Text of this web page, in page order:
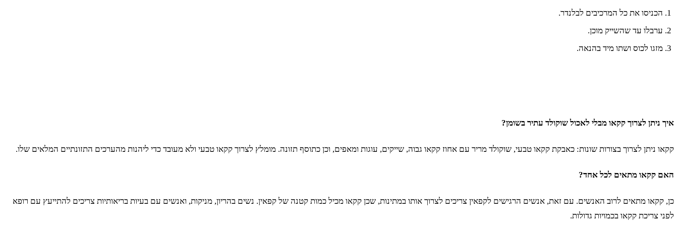
הכניסו את כל המרכיבים לבלנדר.
ערבלו עד שהשייק מוכן.
מזגו לכוס ושתו מיד בהנאה.
איך ניתן לצרוך קקאו מבלי לאכול שוקולד עתיר בשומן?
קקאו ניתן לצרוך בצורות שונות: כאבקת קקאו טבעי, שוקולד מריר עם אחוז קקאו גבוה, שייקים, עוגות ומאפים, וכן כתוסף תזונה. מומלץ לצרוך קקאו טבעי ולא מעובד כדי ליהנות מהערכים התזונתיים המלאים שלו.
האם קקאו מתאים לכל אחד?
כן, קקאו מתאים לרוב האנשים. עם זאת, אנשים הרגישים לקפאין צריכים לצרוך אותו במתינות, שכן קקאו מכיל כמות קטנה של קפאין. נשים בהריון, מניקות, ואנשים עם בעיות בריאותיות צריכים להתייעץ עם רופא
לפני צריכת קקאו בכמויות גדולות.